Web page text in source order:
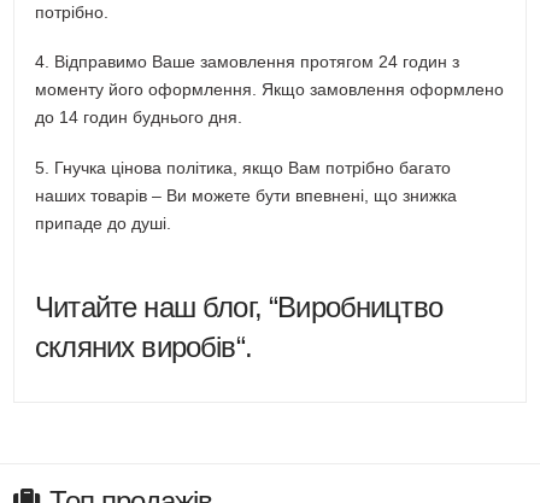
потрібно.
4. Відправимо Ваше замовлення протягом 24 годин з
моменту його оформлення. Якщо замовлення оформлено
до 14 годин буднього дня.
5. Гнучка цінова політика, якщо Вам потрібно багато
наших товарів – Ви можете бути впевнені, що знижка
припаде до душі.
Читайте наш блог, “Виробництво
скляних виробів“.